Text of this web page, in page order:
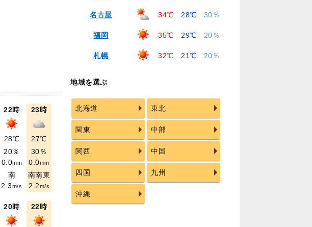
22時
28℃
20％
0.0mm
南
2.3m/s
23時
27℃
30％
0.0mm
南南東
2.2m/s
20時 22時
名古屋 34℃ 28℃ 30％
福岡 35℃ 29℃ 20％
札幌 32℃ 21℃ 20％
地域を選ぶ
北海道 東北
関東 中部
関西 中国
四国 九州
沖縄